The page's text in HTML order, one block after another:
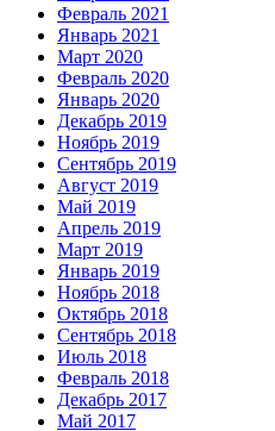
Февраль 2021
Январь 2021
Март 2020
Февраль 2020
Январь 2020
Декабрь 2019
Ноябрь 2019
Сентябрь 2019
Август 2019
Май 2019
Апрель 2019
Март 2019
Январь 2019
Ноябрь 2018
Октябрь 2018
Сентябрь 2018
Июль 2018
Февраль 2018
Декабрь 2017
Май 2017